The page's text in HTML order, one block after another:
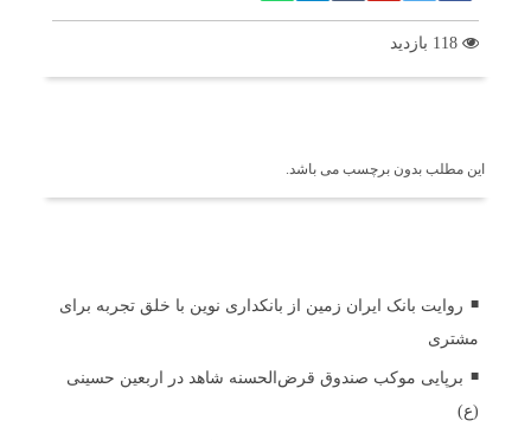
این مطلب بدون برچسب می باشد.
روایت بانک ایران زمین از بانکداری نوین با خلق تجربه برای
مشتری
برپایی موکب صندوق قرض‌الحسنه شاهد در اربعین حسینی
(ع)